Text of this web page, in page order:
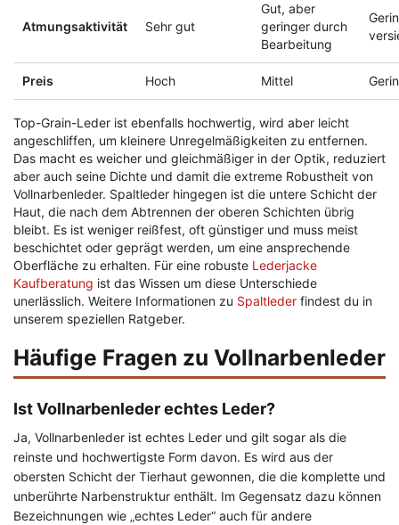
Atmungsaktivität Sehr gut
Gut, aber
geringer durch
Bearbeitung
Preis Hoch Mittel
Top-Grain-Leder ist ebenfalls hochwertig, wird aber leicht
angeschliffen, um kleinere Unregelmäßigkeiten zu entfernen.
Das macht es weicher und gleichmäßiger in der Optik, reduziert
aber auch seine Dichte und damit die extreme Robustheit von
Vollnarbenleder. Spaltleder hingegen ist die untere Schicht der
Haut, die nach dem Abtrennen der oberen Schichten übrig
bleibt. Es ist weniger reißfest, oft günstiger und muss meist
beschichtet oder geprägt werden, um eine ansprechende
Oberfläche zu erhalten. Für eine robuste Lederjacke
Kaufberatung ist das Wissen um diese Unterschiede
unerlässlich. Weitere Informationen zu Spaltleder findest du in
unserem speziellen Ratgeber.
Häufige Fragen zu Vollnarbenleder
Ist Vollnarbenleder echtes Leder?
Ja, Vollnarbenleder ist echtes Leder und gilt sogar als die
reinste und hochwertigste Form davon. Es wird aus der
obersten Schicht der Tierhaut gewonnen, die die komplette und
unberührte Narbenstruktur enthält. Im Gegensatz dazu können
Bezeichnungen wie „echtes Leder“ auch für andere